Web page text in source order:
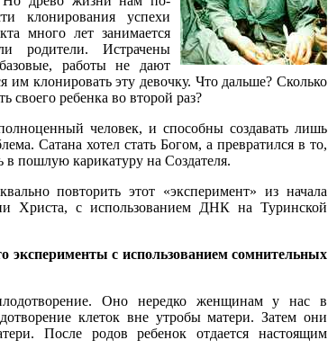
клонирования успехи
много лет занимается
родители. Истрачены
работы не дают
им клонировать эту девочку. Что дальше? Сколько
своего ребенка во второй раз?
человек, и способны создавать лишь
Сатана хотел стать Богом, а превратился в то,
в пошлую карикатуру на Создателя.
повторить этот «эксперимент» из начала
Христа, с использованием ДНК на Туринской
эксперименты с использованием сомнительных
Оно нередко женщинам у нас в
клеток вне утробы матери. Затем они
После родов ребенок отдается настоящим